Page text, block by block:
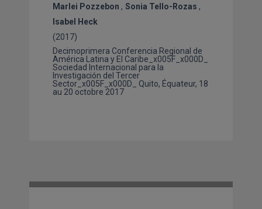
Marlei Pozzebon
Sonia Tello-Rozas
Isabel Heck
(2017)
Decimoprimera Conferencia Regional de
América Latina y El Caribe_x005F_x000D_
Sociedad Internacional para la
Investigación del Tercer
Sector_x005F_x000D_ Quito, Équateur, 18
au 20 octobre 2017